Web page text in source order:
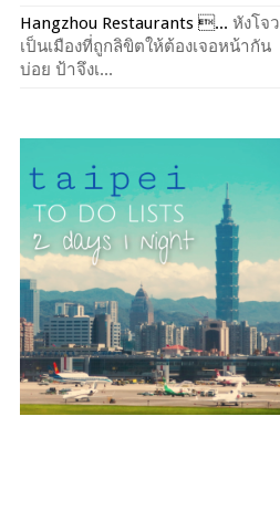
Hangzhou Restaurants ... หังโจว
เป็นเมืองที่ถูกลิขิตให้ต้องเจอหน้ากัน
บ่อย ป้าจึงเ...